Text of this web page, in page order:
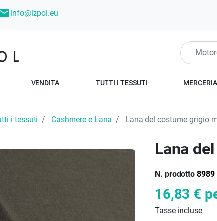
mailinfo@izpol.eu
VENDITA TUTTI I TESSUTI MERCERIA
i tessuti Cashmere e Lana Lana del costume grigio-
Lana
N. prodotto 8989
16,83 €
Tasse incluse